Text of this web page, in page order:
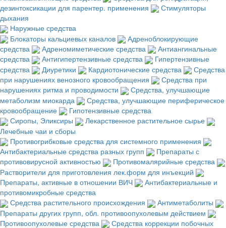
дезинтоксикации для парентер. применения
Стимуляторы
дыхания
Наружные средства
Блокаторы кальциевых каналов
Адреноблокирующие
средства
Адреномиметические средства
Антиангинальные
средства
Антигипертензивные средства
Гипертензивные
средства
Диуретики Кардиотонические средства
Средства
при нарушениях венозного кровообращения
Средства при
нарушениях ритма и проводимости
Средства, улучшающие
метаболизм миокарда
Средства, улучшающие периферическое
кровообращение
Гипотензивные средства
Сиропы, Эликсиры
Лекарственное растительное сырье
Лечебные чаи и сборы
Противогрибковые средства для системного применения
Антибактериальные средства разных групп
Препараты с
противовирусной активностью
Противомалярийные средства
Растворители для приготовления лек.форм для инъекций
Препараты, активные в отношении ВИЧ
Антибактериальные и
противомикробные средства
Средства растительного происхождения
Антиметаболиты
Препараты других групп, обл. противоопухолевым действием
Противоопухолевые средства
Средства коррекции побочных